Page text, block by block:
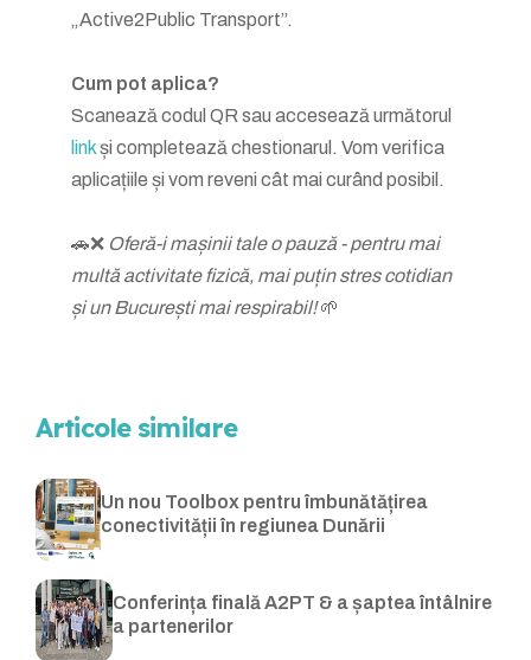
„Active2Public Transport”.
Cum pot aplica?
Scanează codul QR sau accesează următorul
linkși completează chestionarul. Vom verifica
aplicațiile și vom reveni cât mai curând posibil.
🚗❌ Oferă-i mașinii tale o pauză - pentru mai
multă activitate fizică, mai puțin stres cotidian
și un București mai respirabil!🌱
Articole similare
Un nou Toolbox pentru îmbunătățirea
conectivității în regiunea Dunării
Conferința finală A2PT & a șaptea întâlnire
a partenerilor